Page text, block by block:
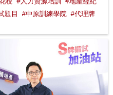
題目 #中原訓練學院 #代理牌